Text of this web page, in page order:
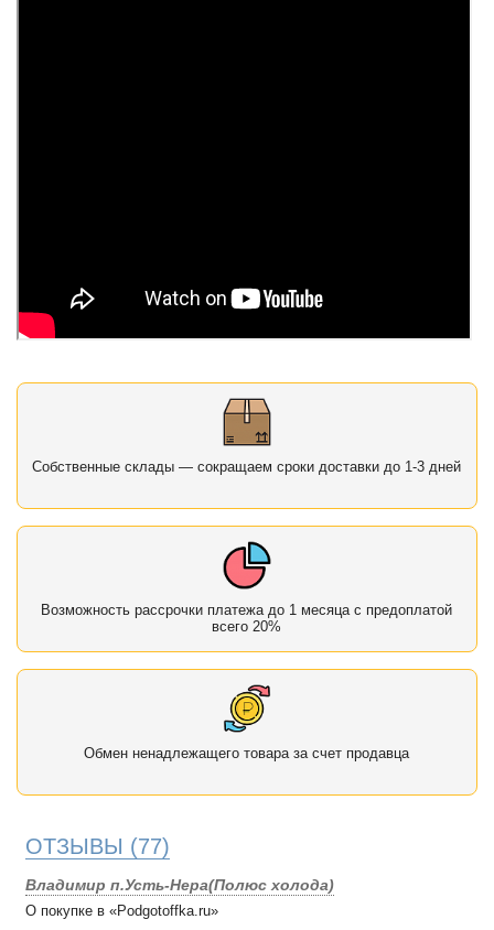
Собственные склады — сокращаем сроки доставки до 1-3 дней
Возможность рассрочки платежа до 1 месяца с предоплатой
всего 20%
Обмен ненадлежащего товара за счет продавца
ОТЗЫВЫ (77)
Владимир п.Усть-Нера(Полюс холода)
О покупке в «Podgotoffka.ru»